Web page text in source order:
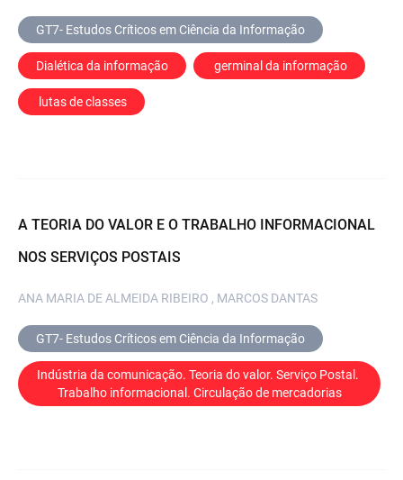
GT7- Estudos Críticos em Ciência da Informação
Dialética da informação germinal da informação
lutas de classes
A TEORIA DO VALOR E O TRABALHO INFORMACIONAL
NOS SERVIÇOS POSTAIS
ANA MARIA DE ALMEIDA RIBEIRO , MARCOS DANTAS
GT7- Estudos Críticos em Ciência da Informação
Indústria da comunicação. Teoria do valor. Serviço Postal.
Trabalho informacional. Circulação de mercadorias